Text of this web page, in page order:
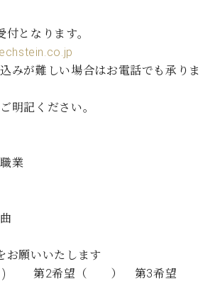
弾
となります。
みが難しい場合はお電話でも承りま
明記ください。
業
お願いいたします
) 第2希望（ ） 第3希望